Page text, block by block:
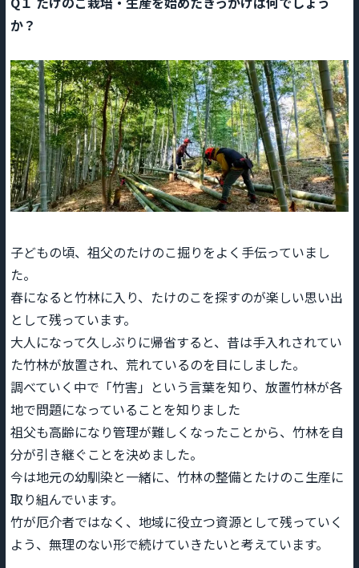
か？
子どもの頃、祖父のたけのこ掘りをよく手伝っていまし
た。
春になると竹林に入り、たけのこを探すのが楽しい思い出
として残っています。
大人になって久しぶりに帰省すると、昔は手入れされてい
た竹林が放置され、荒れているのを目にしました。
調べていく中で「竹害」という言葉を知り、放置竹林が各
地で問題になっていることを知りました
祖父も高齢になり管理が難しくなったことから、竹林を自
分が引き継ぐことを決めました。
今は地元の幼馴染と一緒に、竹林の整備とたけのこ生産に
取り組んでいます。
竹が厄介者ではなく、地域に役立つ資源として残っていく
よう、無理のない形で続けていきたいと考えています。